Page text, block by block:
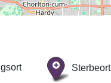
Sterbeort